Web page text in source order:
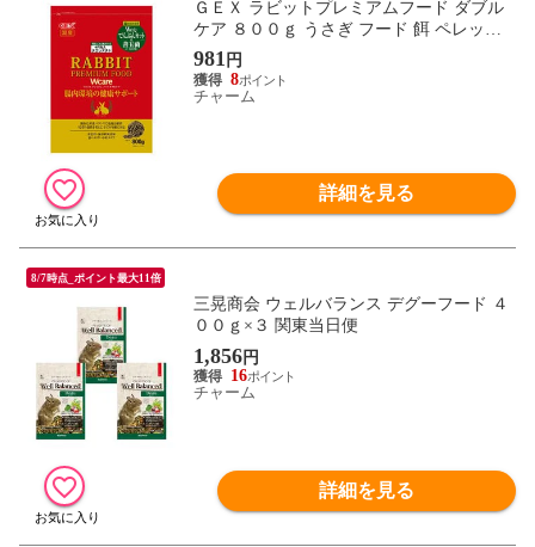
ＧＥＸ ラビットプレミアムフード ダブル
ケア ８００ｇ うさぎ フード 餌 ペレット
関東当日便
981 円
8
チャーム
詳細を見る
8/7時点_ポイント最大11倍
三晃商会 ウェルバランス デグーフード ４
００ｇ×３ 関東当日便
1,856円
16
チャーム
詳細を見る